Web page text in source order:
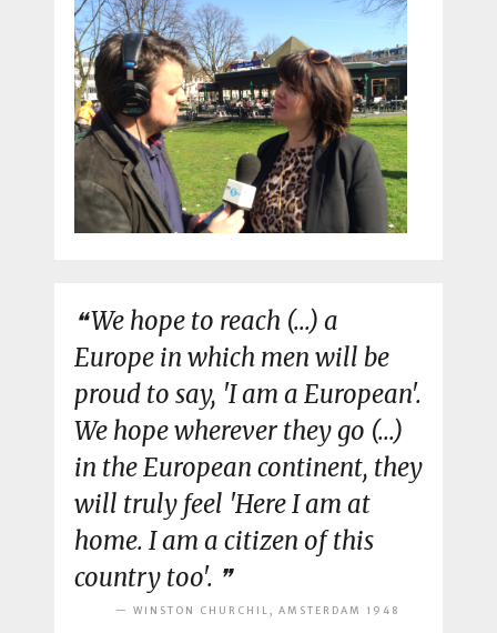
We hope to reach (...) a
Europe in which men will be
proud to say, 'I am a European'.
We hope wherever they go (...)
in the European continent, they
will truly feel 'Here I am at
home. I am a citizen of this
country too'.
WINSTON CHURCHIL, AMSTERDAM 1948